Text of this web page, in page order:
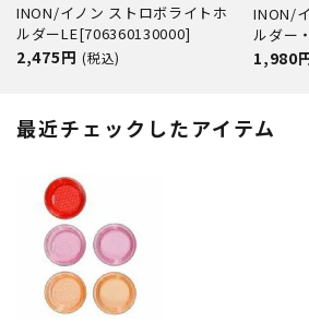
INON/イノン ストロボライトホ
ルダーLE[706360130000]
2,475円 (税込)
INON/
ルダー
1,980
最近チェックしたアイテム